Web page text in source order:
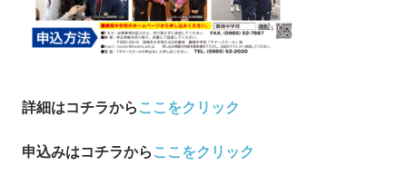
詳細はコチラからここをクリック
申込みはコチラからここをクリック